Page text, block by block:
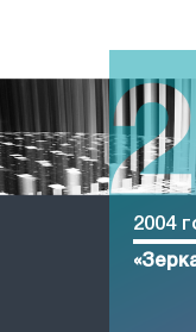
2004